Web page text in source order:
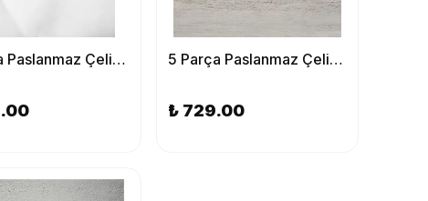
5 Parça Paslanmaz Çelik Gümüş Kevgir, Kepçe, Kürek, Çatal, Kaşık Servis Takımı - Çeyizlik 5 Parça Paslanmaz Çelik Gold Kevgir, Kepçe, Kürek, Çatal, Kaşık Servis Takımı - Çeyizlik
₺ 729.00